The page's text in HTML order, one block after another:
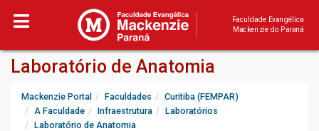
Faculdade Evangélica
Mackenzie do Paraná
Laboratório de Anatomia
Mackenzie Portal Faculdades
Curitiba (FEMPAR)
A Faculdade
Infraestrutura
Laboratórios
Laboratório de Anatomia